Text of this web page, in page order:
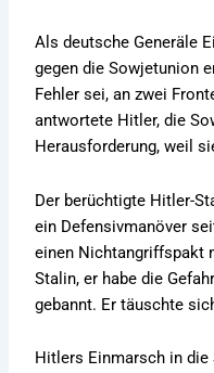
Als deutsche Generäle
gegen die Sowjetunion
Fehler sei, an zwei
antwortete Hitler, die
Herausforderung, weil
Der berüchtigte Hitler-
ein Defensivmanöver
einen Nichtangriffspakt
Stalin, er habe die
gebannt. Er täuschte
Hitlers Einmarsch in